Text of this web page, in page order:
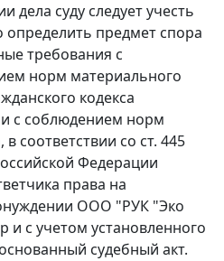
дела суду следует учесть
предмет спора
требования с
норм материального
кодекса
с соблюдением норм
соответствии со ст. 445
Федерации
права на
ООО "РУК "Эко
и с учетом установленного
судебный акт.